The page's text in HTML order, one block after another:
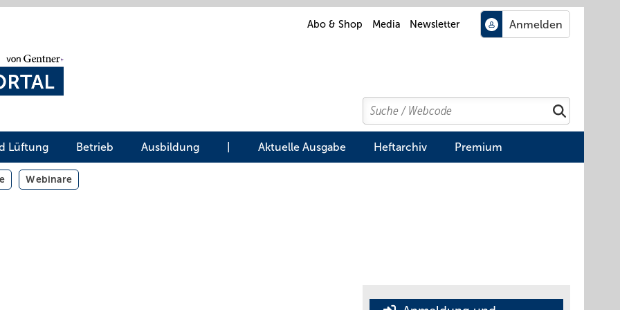
Abo & Shop Media Newsletter
Search
Suchen
Lüftung Betrieb Ausbildung Aktuelle Ausgabe Heftarchiv Premium
Webinare